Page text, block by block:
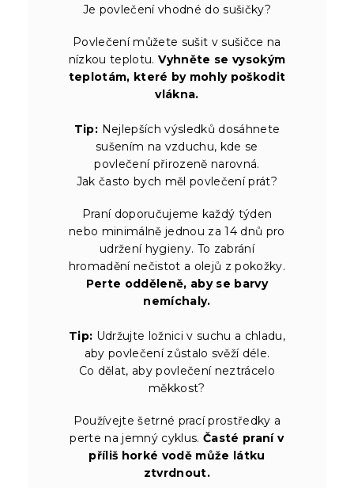
Je povlečení vhodné do sušičky?
Povlečení můžete sušit v sušičce na
nízkou teplotu.Vyhněte se vysokým
teplotám, které by mohly poškodit
vlákna.
Tip: Nejlepších výsledků dosáhnete
sušením na vzduchu, kde se
povlečení přirozeně narovná.
Jak často bych měl povlečení prát?
Praní doporučujeme každý týden
nebo minimálně jednou za 14 dnů pro
udržení hygieny. To zabrání
hromadění nečistot a olejů z pokožky.
Perte odděleně, aby se barvy
nemíchaly.
Tip: Udržujte ložnici v suchu a chladu,
aby povlečení zůstalo svěží déle.
Co dělat, aby povlečení neztrácelo
měkkost?
Používejte šetrné prací prostředky a
perte na jemný cyklus.Časté praní v
příliš horké vodě může látku
ztvrdnout.